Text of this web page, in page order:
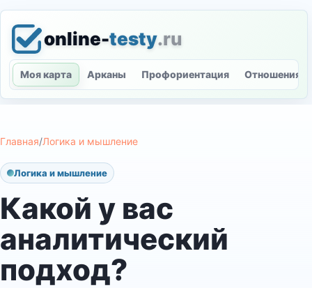
online-testy.ru
Моя карта Арканы Профориентация Отношения
Главная/Логика и мышление
Логика и мышление
Какой у вас
аналитический
подход?